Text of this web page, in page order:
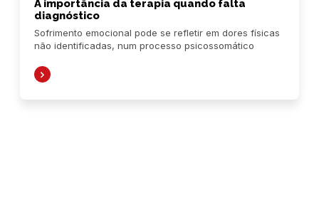
A importância da terapia quando falta
diagnóstico
Sofrimento emocional pode se refletir em dores físicas
não identificadas, num processo psicossomático